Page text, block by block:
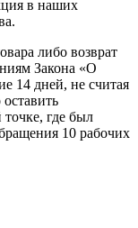
в наших
либо возврат
Закона «О
14 дней, не считая
где был
10 рабочих